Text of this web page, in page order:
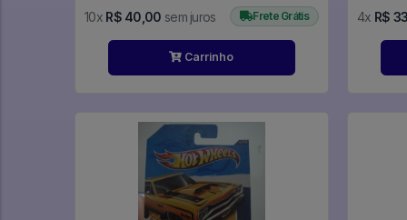
10x R$ 40,00 sem juros Frete Grátis
Carrinho
4x R$